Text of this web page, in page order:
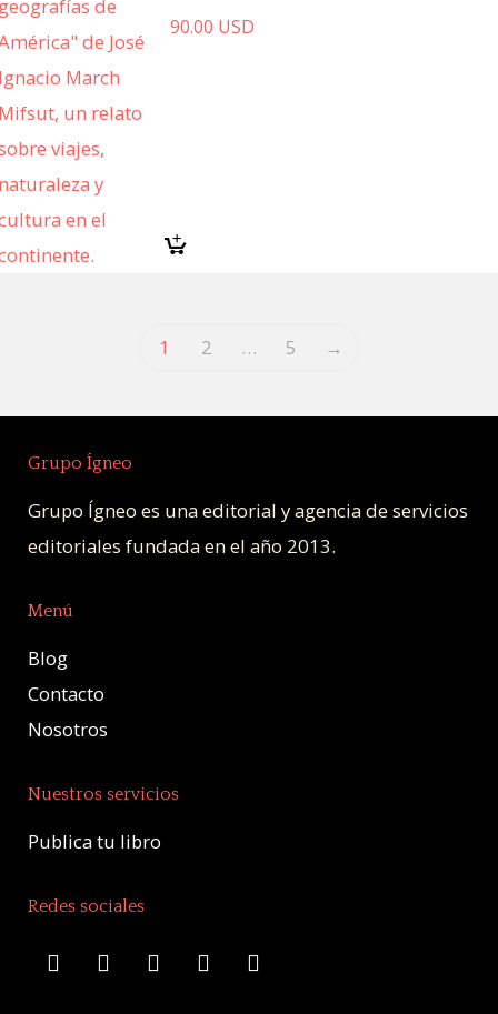
90.00 USD
1 2 … 5 →
Grupo Ígneo
Grupo Ígneo es una editorial y agencia de servicios
editoriales fundada en el año 2013.
Menú
Blog
Contacto
Nosotros
Nuestros servicios
Publica tu libro
Redes sociales